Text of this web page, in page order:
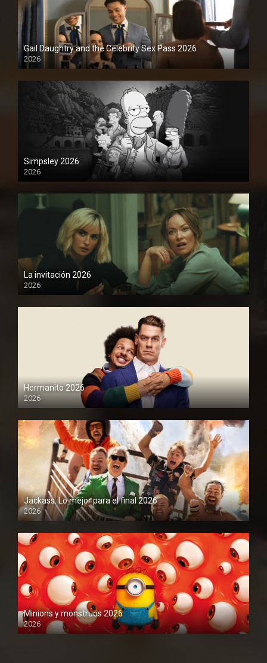
Gail Daughtry and the Celebrity Sex Pass 2026
2026
1080P
Simpsley 2026
2026
1080P
La invitación 2026
2026
1080P
Hermanito 2026
2026
1080P
Jackass: Lo mejor para el final 2026
2026
1080P
Minions y monstruos 2026
2026
1080P